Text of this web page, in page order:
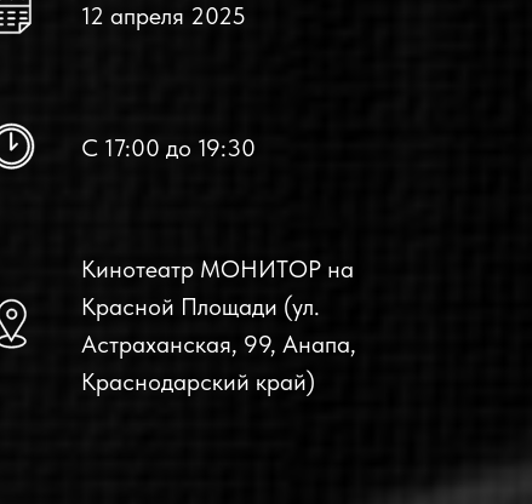
12 апреля 2025
С 17:00 до 19:30
Кинотеатр МОНИТОР на
Красной Площади (ул.
Астраханская, 99, Анапа,
Краснодарский край)